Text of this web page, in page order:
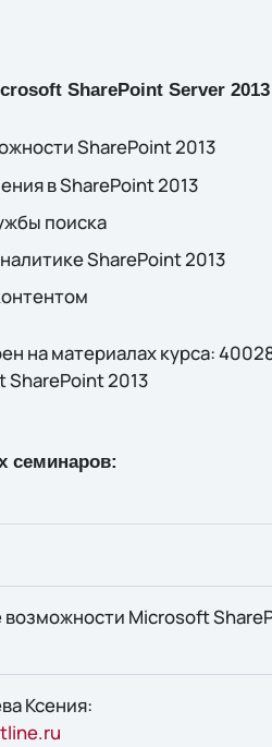
SharePoint Server 2013
SharePoint 2013
в SharePoint 2013
поиска
SharePoint 2013
на материалах курса:
SharePoint 2013
семинаров:
Microsoft
Ксения: